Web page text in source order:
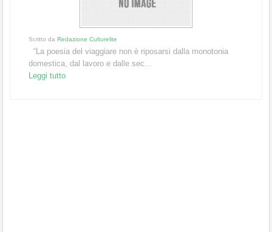
Scritto da Redazione Culturelite
“La poesia del viaggiare non è riposarsi dalla monotonia
domestica, dal lavoro e dalle sec...
Leggi tutto